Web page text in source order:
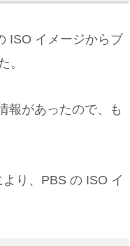
ISO イメージからブ
。
報があったので、も
り、PBS の ISO イ